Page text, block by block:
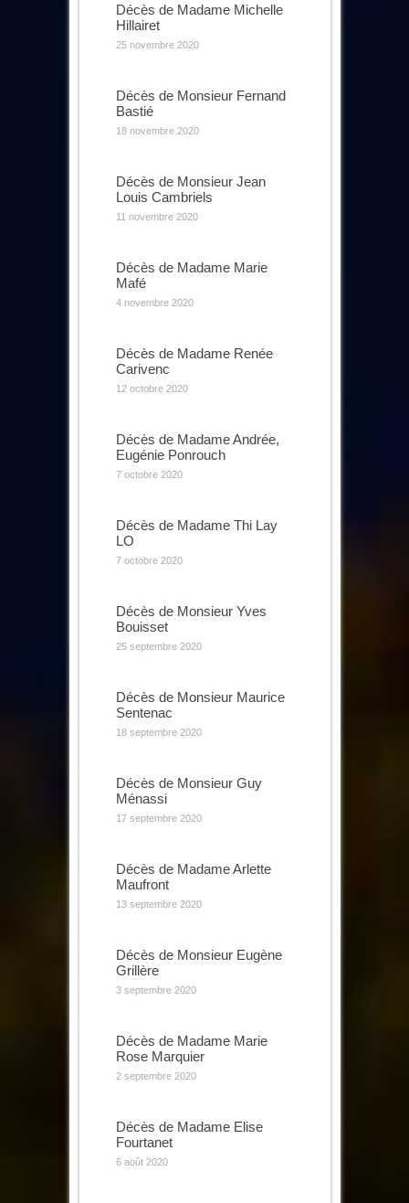
Décès de Madame Michelle
Hillairet
25 novembre 2020
Décès de Monsieur Fernand
Bastié
18 novembre 2020
Décès de Monsieur Jean
Louis Cambriels
11 novembre 2020
Décès de Madame Marie
Mafé
4 novembre 2020
Décès de Madame Renée
Carivenc
12 octobre 2020
Décès de Madame Andrée,
Eugénie Ponrouch
7 octobre 2020
Décès de Madame Thi Lay
LO
7 octobre 2020
Décès de Monsieur Yves
Bouisset
25 septembre 2020
Décès de Monsieur Maurice
Sentenac
18 septembre 2020
Décès de Monsieur Guy
Ménassi
17 septembre 2020
Décès de Madame Arlette
Maufront
13 septembre 2020
Décès de Monsieur Eugène
Grillère
3 septembre 2020
Décès de Madame Marie
Rose Marquier
2 septembre 2020
Décès de Madame Elise
Fourtanet
6 août 2020